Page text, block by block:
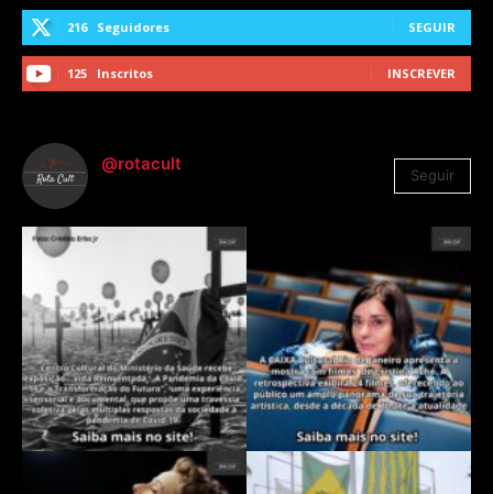
216 Seguidores SEGUIR
125 Inscritos INSCREVER
@rotacult
Seguir